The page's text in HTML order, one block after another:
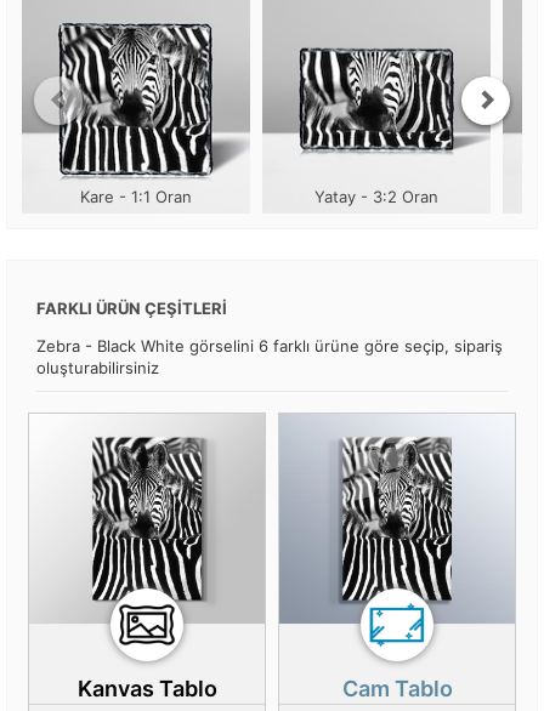
Kare - 1:1 Oran Yatay - 3:2 Oran
FARKLI ÜRÜN ÇEŞİTLERİ
Zebra - Black White görselini 6 farklı ürüne göre seçip, sipariş
oluşturabilirsiniz
Kanvas Tablo Cam Tablo